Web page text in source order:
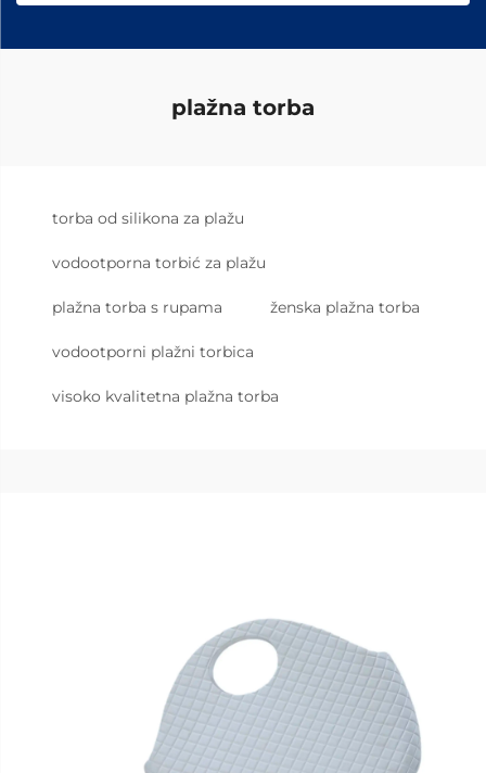
plažna torba
torba od silikona za plažu
vodootporna torbić za plažu
plažna torba s rupama ženska plažna torba
vodootporni plažni torbica
visoko kvalitetna plažna torba